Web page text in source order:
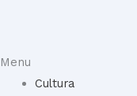
Menu
Cultura